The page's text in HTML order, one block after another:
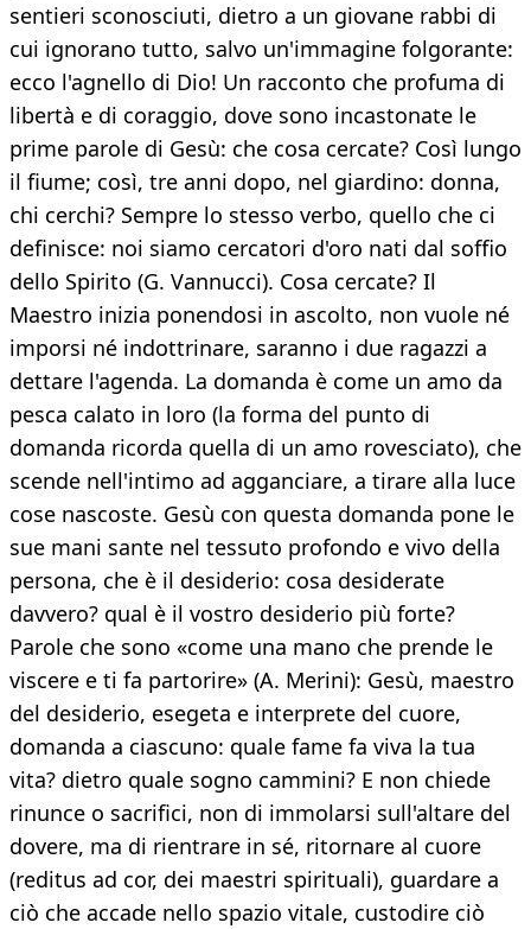
sentieri sconosciuti, dietro a un giovane rabbi di
cui ignorano tutto, salvo un'immagine folgorante:
ecco l'agnello di Dio! Un racconto che profuma di
libertà e di coraggio, dove sono incastonate le
prime parole di Gesù: che cosa cercate? Così lungo
il fiume; così, tre anni dopo, nel giardino: donna,
chi cerchi? Sempre lo stesso verbo, quello che ci
definisce: noi siamo cercatori d'oro nati dal soffio
dello Spirito (G. Vannucci). Cosa cercate? Il
Maestro inizia ponendosi in ascolto, non vuole né
imporsi né indottrinare, saranno i due ragazzi a
dettare l'agenda. La domanda è come un amo da
pesca calato in loro (la forma del punto di
domanda ricorda quella di un amo rovesciato), che
scende nell'intimo ad agganciare, a tirare alla luce
cose nascoste. Gesù con questa domanda pone le
sue mani sante nel tessuto profondo e vivo della
persona, che è il desiderio: cosa desiderate
davvero? qual è il vostro desiderio più forte?
Parole che sono «come una mano che prende le
viscere e ti fa partorire» (A. Merini): Gesù, maestro
del desiderio, esegeta e interprete del cuore,
domanda a ciascuno: quale fame fa viva la tua
vita? dietro quale sogno cammini? E non chiede
rinunce o sacrifici, non di immolarsi sull'altare del
dovere, ma di rientrare in sé, ritornare al cuore
(reditus ad cor, dei maestri spirituali), guardare a
ciò che accade nello spazio vitale, custodire ciò